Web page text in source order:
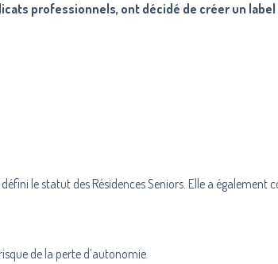
professionnels, ont décidé de créer un label
le statut des Résidences Seniors. Elle a également
de la perte d’autonomie